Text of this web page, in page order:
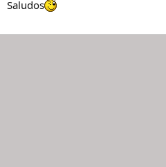
Saludos